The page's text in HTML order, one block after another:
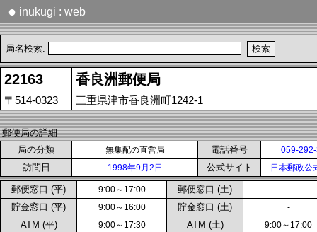
● inukugi : web
局名検索:
22163 香良洲郵便局
〒514-0323 三重県津市香良洲町1242-1
郵便局の詳細
局の分類
無集配の直営局 電話番号 059-
訪問日 1998年9月2日 公式サイト 日本郵政公
郵便窓口 (平) 9:00～17:00 郵便窓口 (土) -
貯金窓口 (平) 9:00～16:00 貯金窓口 (土) -
ATM (平) 9:00～17:30 ATM (土) 9:00～17:00